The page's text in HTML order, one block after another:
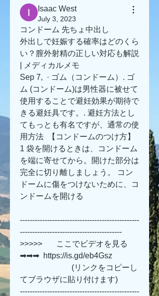
Isaac West
July 3, 2023
コンドーム 先ちょ中出し
外出しで妊娠する確率はどのくら
い？膣外射精の正しい対応も解説
| メディカルメモ
Sep 7,  · ゴム（コンドーム）. ゴ
ム (コンドーム)は男性器に被せて
使用することで避妊効果が期待で
きる避妊具です。. 避妊方法とし
てもっとも有名ですが、通常の使
用方法  【コンドームのつけ方】
1 袋を開けるときは、コンドーム
を端に寄せてから。開けた部分は
完全に切り離しましょう。 コン
ドームに傷をつけないために、コ
ンドームを開ける
------------------------------------------------
-----------------------------------------
>>>>>       ここでビデオを見る
➡➡➡  https://is.gd/eb4Gsz
てブラウザに貼り付けます)
------------------------------------------------